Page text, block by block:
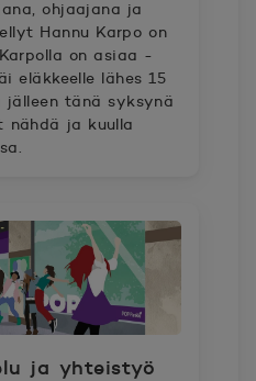
ohjaajana ja
Hannu Karpo on
on asiaa -
eläkkeelle lähes 15
tänä syksynä
nähdä ja kuulla
ja yhteistyö